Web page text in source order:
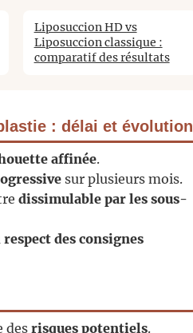
Liposuccion HD vs
Liposuccion classique :
comparatif des résultats
: délai et évolution
affinée.
sur plusieurs mois.
dissimulable par les sous-
respect des consignes
desrisques potentiels.